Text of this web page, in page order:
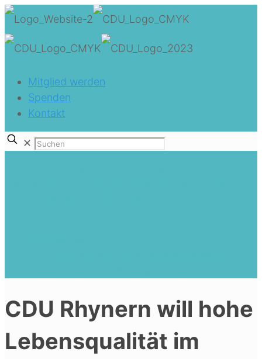
Mitglied werden
Spenden
Kontakt
✕
CDU Rhynern will hohe
Lebensqualität im